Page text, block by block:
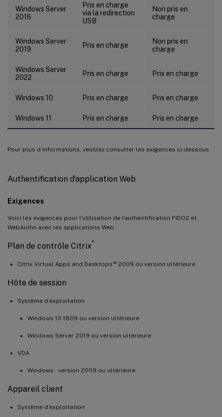
Windows Server
2016
Pris en charge
via la redirection
USB
Non pris en
charge
Windows Server
2019
Pris en charge
Non pris en
charge
Windows Server
2022
Pris en charge Pris en charge
Windows 10 Pris en charge Pris en charge
Windows 11 Pris en charge Pris en charge
Pour plus d’informations, veuillez consulter les exigences ci-dessous.
Authentification d’application Web
Exigences
Voici les exigences pour l’utilisation de l’authentification FIDO2 et
WebAuthn avec les applications Web :
Plan de contrôle Citrix ®
Citrix Virtual Apps and Desktops ™2009 ou version ultérieure
Hôte de session
Système d’exploitation
Windows 10 1809 ou version ultérieure
Windows Server 2019 ou version ultérieure
VDA
Windows : version 2009 ou ultérieure
Appareil client
Système d’exploitation